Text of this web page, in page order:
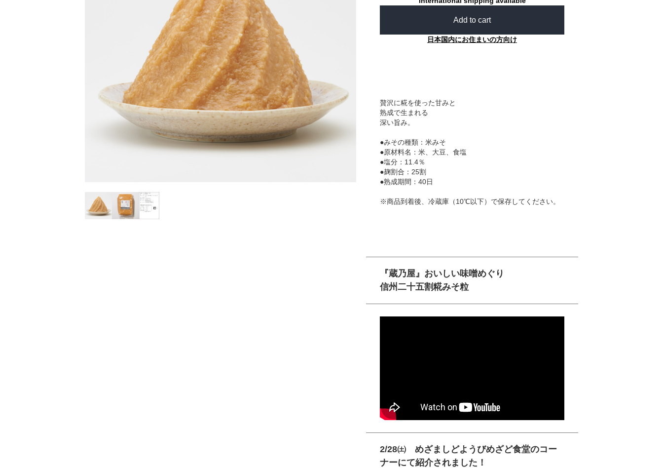
Add to cart
日本国内にお住まいの方向け
贅沢に糀を使った甘みと
熟成で生まれる
深い旨み。
●みその種類：米みそ
●原材料名：米、大豆、食塩
●塩分：11.4％
●麹割合：25割
●熟成期間：40日
※商品到着後、冷蔵庫（10℃以下）で保存してください。
『蔵乃屋』おいしい味噌めぐり
信州二十五割糀みそ粒
2/28㈯ めざましどようびめざど食堂のコー
ナーにて紹介されました！